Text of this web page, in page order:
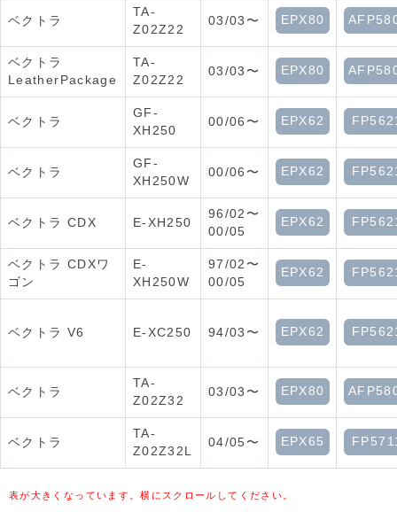
ベクトラ
TA-
Z02Z22
03/03〜 EPX80
ベクトラ
LeatherPackage
TA-
Z02Z22
03/03〜 EPX80
ベクトラ
GF-
XH250
00/06〜 EPX62
ベクトラ
GF-
XH250W
00/06〜 EPX62
ベクトラ CDX E-XH250
96/02〜
00/05
EPX62
ベクトラ CDXワ
ゴン
E-
XH250W
97/02〜
00/05
EPX62
ベクトラ V6 E-XC250 94/03〜 EPX62
ベクトラ
TA-
Z02Z32
03/03〜 EPX80
ベクトラ
TA-
Z02Z32L
04/05〜 EPX65
表が大きくなっています。横にスクロールしてください。